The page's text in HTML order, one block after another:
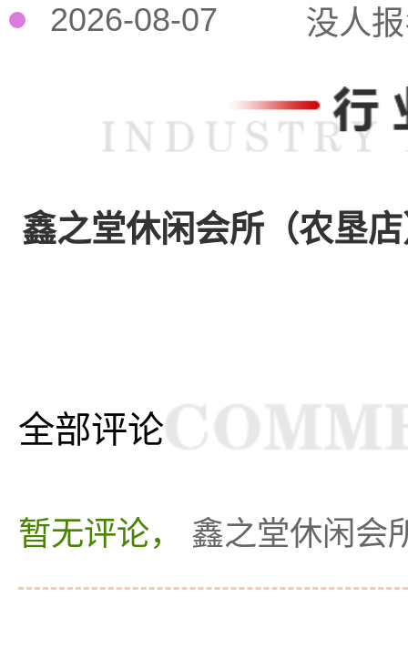
2026-08-07 没人
鑫之堂休闲会所（农垦
全部评论
暂无评论， 鑫之堂休闲会